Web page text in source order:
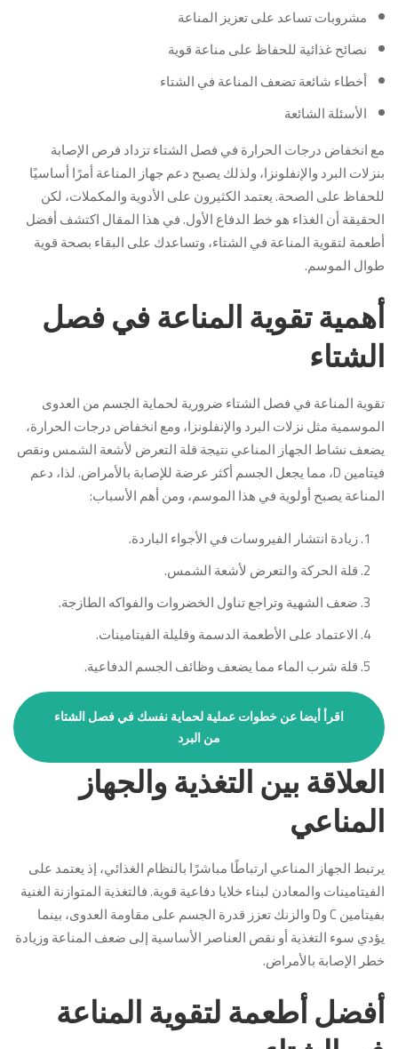
مشروبات تساعد على تعزيز المناعة
نصائح غذائية للحفاظ على مناعة قوية
أخطاء شائعة تضعف المناعة في الشتاء
الأسئلة الشائعة
مع انخفاض درجات الحرارة في فصل الشتاء تزداد فرص الإصابة
بنزلات البرد والإنفلونزا، ولذلك يصبح دعم جهاز المناعة أمرًا أساسيًا
للحفاظ على الصحة. يعتمد الكثيرون على الأدوية والمكملات، لكن
الحقيقة أن الغذاء هو خط الدفاع الأول. في هذا المقال اكتشف أفضل
أطعمة لتقوية المناعة في الشتاء، وتساعدك على البقاء بصحة قوية
طوال الموسم.
أهمية تقوية المناعة في فصل
الشتاء
تقوية المناعة في فصل الشتاء ضرورية لحماية الجسم من العدوى
الموسمية مثل نزلات البرد والإنفلونزا، ومع انخفاض درجات الحرارة،
يضعف نشاط الجهاز المناعي نتيجة قلة التعرض لأشعة الشمس ونقص
فيتامين D، مما يجعل الجسم أكثر عرضة للإصابة بالأمراض. لذا، دعم
المناعة يصبح أولوية في هذا الموسم، ومن أهم الأسباب:
زيادة انتشار الفيروسات في الأجواء الباردة.
قلة الحركة والتعرض لأشعة الشمس.
ضعف الشهية وتراجع تناول الخضروات والفواكه الطازجة.
الاعتماد على الأطعمة الدسمة وقليلة الفيتامينات.
قلة شرب الماء مما يضعف وظائف الجسم الدفاعية.
اقرأ أيضا عن خطوات عملية لحماية نفسك في فصل الشتاء
من البرد
العلاقة بين التغذية والجهاز
المناعي
يرتبط الجهاز المناعي ارتباطًا مباشرًا بالنظام الغذائي، إذ يعتمد على
الفيتامينات والمعادن لبناء خلايا دفاعية قوية. فالتغذية المتوازنة الغنية
بفيتامين C وD والزنك تعزز قدرة الجسم على مقاومة العدوى، بينما
يؤدي سوء التغذية أو نقص العناصر الأساسية إلى ضعف المناعة وزيادة
خطر الإصابة بالأمراض.
أفضل أطعمة لتقوية المناعة